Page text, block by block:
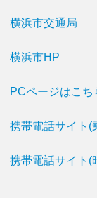
横浜市交通局
横浜市HP
PCページはこち
携帯電話サイト(
携帯電話サイト(